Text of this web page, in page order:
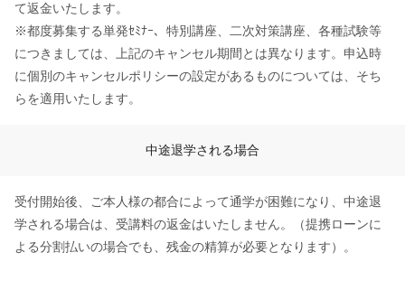
て返金いたします。
※都度募集する単発ｾﾐﾅｰ、特別講座、二次対策講座、各種試験等
につきましては、上記のキャンセル期間とは異なります。申込時
に個別のキャンセルポリシーの設定があるものについては、そち
らを適用いたします。
中途退学される場合
受付開始後、ご本人様の都合によって通学が困難になり、中途退
学される場合は、受講料の返金はいたしません。（提携ローンに
よる分割払いの場合でも、残金の精算が必要となります）。